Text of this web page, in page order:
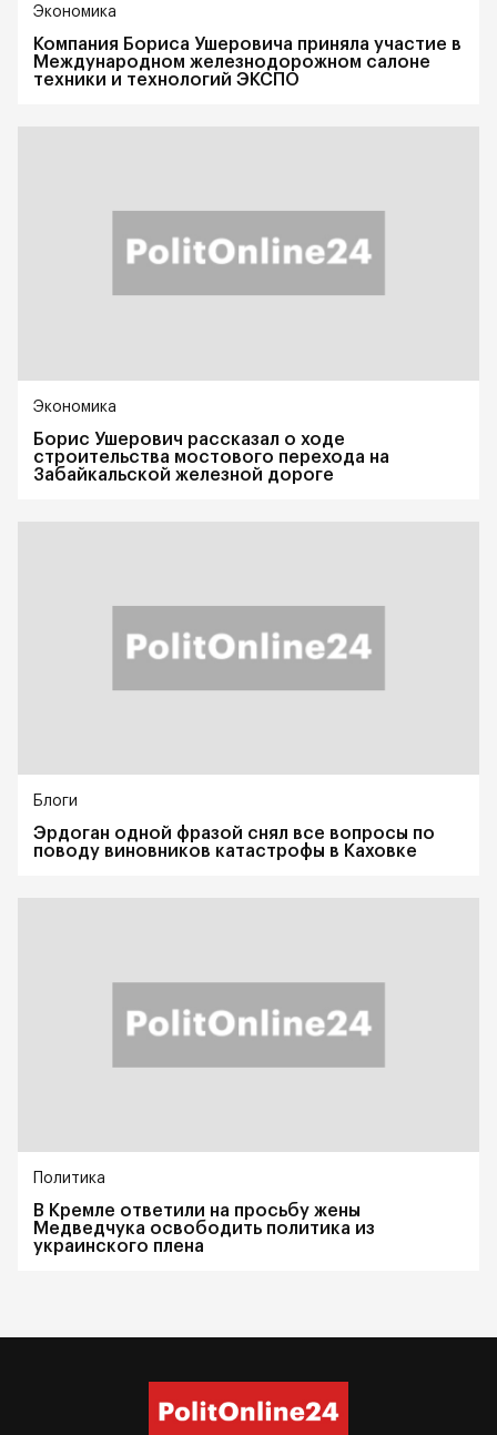
Экономика
Компания Бориса Ушеровича приняла участие в
Международном железнодорожном салоне
техники и технологий ЭКСПО
Экономика
Борис Ушерович рассказал о ходе
строительства мостового перехода на
Забайкальской железной дороге
Блоги
Эрдоган одной фразой снял все вопросы по
поводу виновников катастрофы в Каховке
Политика
В Кремле ответили на просьбу жены
Медведчука освободить политика из
украинского плена